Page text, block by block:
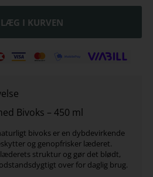
Bivoks – 450 ml
bivoks er en dybdevirkende
og genopfrisker læderet.
struktur og gør det blødt,
over for daglig brug.